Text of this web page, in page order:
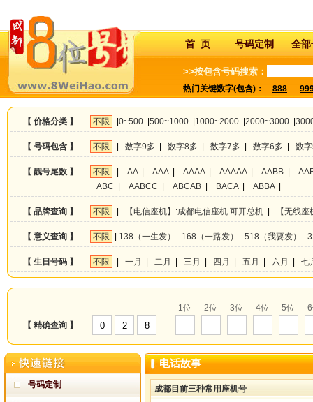
首 页 号码定制 全部
>>按包含号码搜索：
热门关键数字(包含)： 888
【 价格分类 】 不限 0~500 500~1000 1000~2000 2000~3000
【 号码包含 】 不限 数字9多 数字8多 数字7多 数字6多 数
【 靓号尾数 】 不限 AA| AAA| AAAA| AAAAA| AABB
ABC
AABCC ABCAB BACA| ABBA|
【 品牌查询 】 不限 【电信座机】:成都电信座机 可开总机 【无线
【 意义查询 】 不限 138（一生发） 168（一路发） 518（我要发）
【 生日号码 】 不限 一月 二月 三月 四月 五月 六月 七
【 精确查询 】 —
1位 2位 3位 4位 5位
号码定制
电话故事
成都目前三种常用座机号